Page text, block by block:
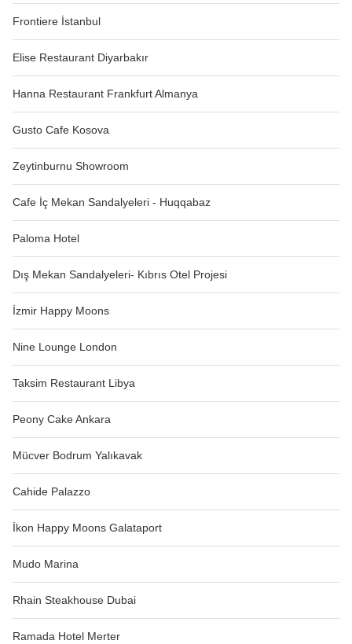
Frontiere İstanbul
Elise Restaurant Diyarbakır
Hanna Restaurant Frankfurt Almanya
Gusto Cafe Kosova
Zeytinburnu Showroom
Cafe İç Mekan Sandalyeleri - Huqqabaz
Paloma Hotel
Dış Mekan Sandalyeleri- Kıbrıs Otel Projesi
İzmir Happy Moons
Nine Lounge London
Taksim Restaurant Libya
Peony Cake Ankara
Mücver Bodrum Yalıkavak
Cahide Palazzo
İkon Happy Moons Galataport
Mudo Marina
Rhain Steakhouse Dubai
Ramada Hotel Merter